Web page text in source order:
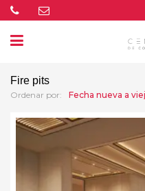
Fire pits
Ordenar por: Fecha nueva a